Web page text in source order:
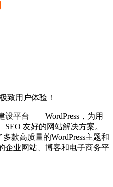
致用户体验！
设平台——WordPress，为用
友好的网站解决方案。
款高质量的WordPress主题和
企业网站、博客和电子商务平